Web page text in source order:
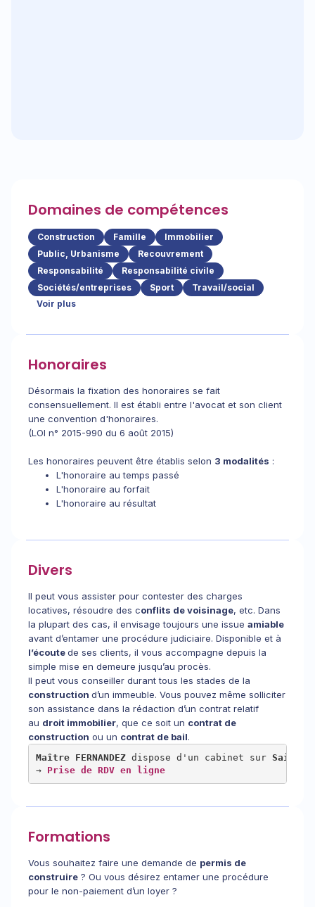
Domaines de compétences
Construction Famille
Immobilier
Public, Urbanisme
Recouvrement
Responsabilité
Responsabilité civile
Sociétés/entreprises
Sport
Travail/social
Voir plus
Honoraires
Désormais la fixation des honoraires se fait
consensuellement. Il est établi entre l'avocat et son client
une convention d'honoraires.
(LOI n° 2015-990 du 6 août 2015)
Les honoraires peuvent être établis selon 3 modalités :
L'honoraire au temps passé
L'honoraire au forfait
L'honoraire au résultat
Divers
Il peut vous assister pour contester des charges
locatives, résoudre des conflits de voisinage, etc. Dans
la plupart des cas, il envisage toujours une issue amiable
avant d’entamer une procédure judiciaire. Disponible et à
l’écoutede ses clients, il vous accompagne depuis la
simple mise en demeure jusqu’au procès.
Il peut vous conseiller durant tous les stades de la
construction d’un immeuble. Vous pouvez même solliciter
son assistance dans la rédaction d’un contrat relatif
au droit immobilier, que ce soit un contrat de
construction ou un contrat de bail.
Maître FERNANDEZ dispose d'un cabinet sur Saint-
→ Prise de RDV en ligne
Formations
Vous souhaitez faire une demande de permis de
construire ? Ou vous désirez entamer une procédure
pour le non-paiement d’un loyer ?